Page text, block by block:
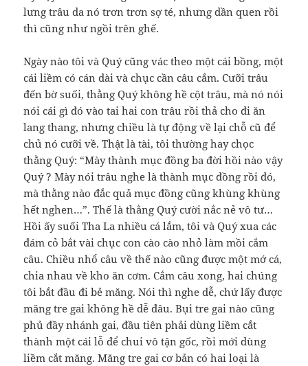
lưng trâu da nó trơn trơn sợ té, nhưng dần quen rồi
thì cũng như ngồi trên ghế.
Ngày nào tôi và Quý cũng vác theo một cái bồng, một
cái liềm có cán dài và chục cần câu cắm. Cưỡi trâu
đến bờ suối, thằng Quý không hề cột trâu, mà nó nói
nói cái gì đó vào tai hai con trâu rồi thả cho đi ăn
lang thang, nhưng chiều là tự động về lại chỗ cũ để
chủ nó cưỡi về. Thật là tài, tôi thường hay chọc
thằng Quý: “Mày thành mục đồng ba đời hồi nào vậy
Quý ? Mày nói trâu nghe là thành mục đồng rồi đó,
mà thằng nào đắc quả mục đồng cũng khùng khùng
hết nghen…”. Thế là thằng Quý cười nắc nẻ vô tư…
Hồi ấy suối Tha La nhiều cá lắm, tôi và Quý xua các
đám cỏ bắt vài chục con cào cào nhỏ làm mồi cắm
câu. Chiều nhổ câu về thế nào cũng được một mớ cá,
chia nhau về kho ăn cơm. Cắm câu xong, hai chúng
tôi bắt đầu đi bẻ măng. Nói thì nghe dễ, chứ lấy được
măng tre gai không hề dễ đâu. Bụi tre gai nào cũng
phủ đầy nhánh gai, đầu tiên phải dùng liềm cắt
thành một cái lỗ để chui vô tận gốc, rồi mới dùng
liềm cắt măng. Măng tre gai cơ bản có hai loại là